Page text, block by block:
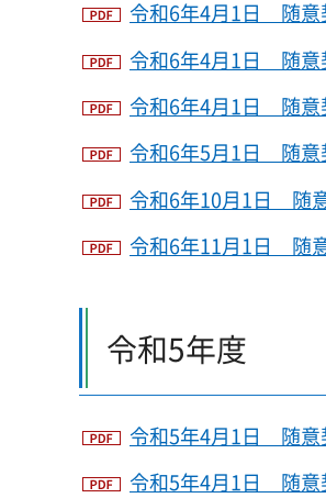
令和6年4月1日 随意
令和6年4月1日 随意
令和6年4月1日 随意
令和6年5月1日 随意
令和6年10月1日 随
令和6年11月1日 随
令和5年度
令和5年4月1日 随意
令和5年4月1日 随意